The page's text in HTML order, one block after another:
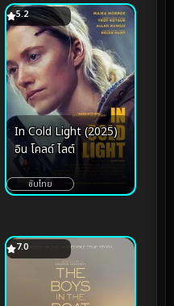
5.2
In Cold Light (2025)
อิน โคลด์ ไลต์
ซับไทย
7.0